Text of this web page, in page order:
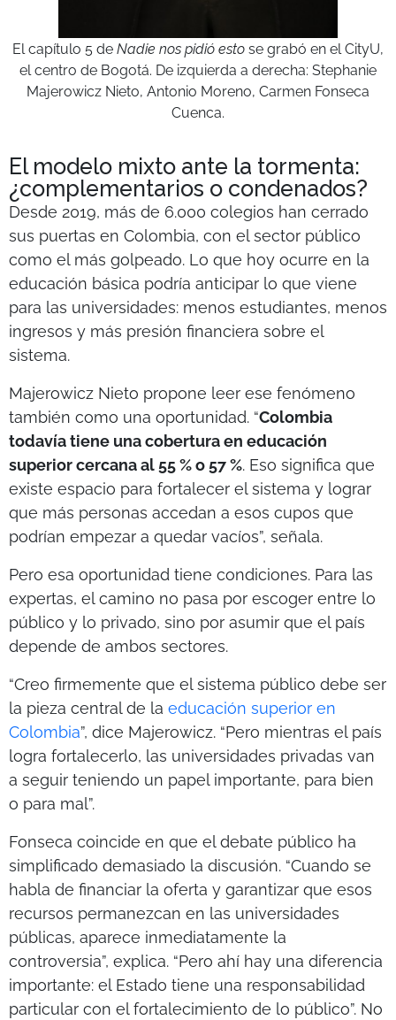
El capítulo 5 de Nadie nos pidió esto se grabó en el CityU,
el centro de Bogotá. De izquierda a derecha: Stephanie
Majerowicz Nieto, Antonio Moreno, Carmen Fonseca
Cuenca.
El modelo mixto ante la tormenta:
¿complementarios o condenados?
Desde 2019, más de 6.000 colegios han cerrado
sus puertas en Colombia, con el sector público
como el más golpeado. Lo que hoy ocurre en la
educación básica podría anticipar lo que viene
para las universidades: menos estudiantes, menos
ingresos y más presión financiera sobre el
sistema.
Majerowicz Nieto propone leer ese fenómeno
también como una oportunidad. “Colombia
todavía tiene una cobertura en educación
superior cercana al 55 % o 57 %. Eso significa que
existe espacio para fortalecer el sistema y lograr
que más personas accedan a esos cupos que
podrían empezar a quedar vacíos”, señala.
Pero esa oportunidad tiene condiciones. Para las
expertas, el camino no pasa por escoger entre lo
público y lo privado, sino por asumir que el país
depende de ambos sectores.
“Creo firmemente que el sistema público debe ser
la pieza central de la educación superior en
Colombia”, dice Majerowicz. “Pero mientras el país
logra fortalecerlo, las universidades privadas van
a seguir teniendo un papel importante, para bien
o para mal”.
Fonseca coincide en que el debate público ha
simplificado demasiado la discusión. “Cuando se
habla de financiar la oferta y garantizar que esos
recursos permanezcan en las universidades
públicas, aparece inmediatamente la
controversia”, explica. “Pero ahí hay una diferencia
importante: el Estado tiene una responsabilidad
particular con el fortalecimiento de lo público”. No